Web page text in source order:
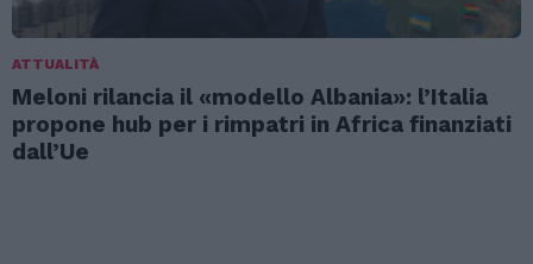
ATTUALITÀ
Meloni rilancia il «modello Albania»: l’Italia
propone hub per i rimpatri in Africa finanziati
dall’Ue